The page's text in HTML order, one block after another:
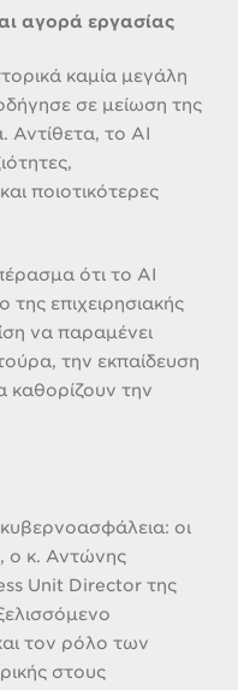
αγορά εργασίας
καμία μεγάλη
σε μείωση της
το AI
ποιοτικότερες
ότι το AI
της επιχειρησιακής
να παραμένει
την εκπαίδευση
καθορίζουν την
οι
ο κ. Αντώνης
Unit Director της
τον ρόλο των
στους